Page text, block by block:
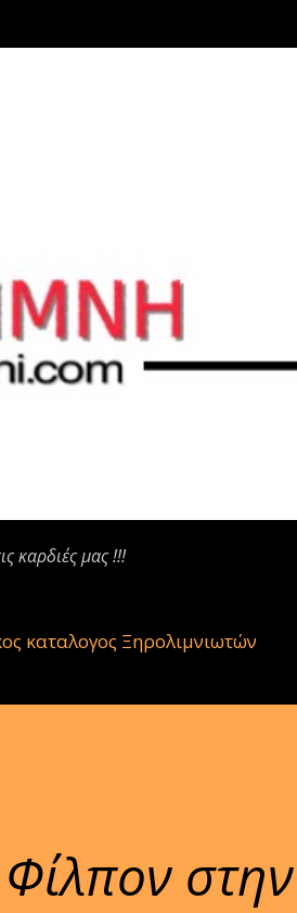
καρδιές μας !!!
καταλογος Ξηρολιμνιωτών
στην